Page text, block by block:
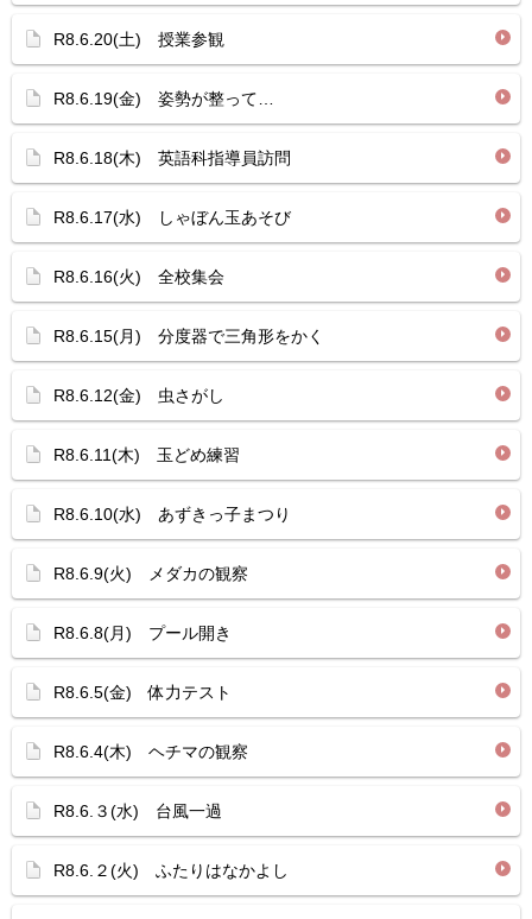
R8.6.20(土) 授業参観
R8.6.19(金) 姿勢が整って…
R8.6.18(木) 英語科指導員訪問
R8.6.17(水) しゃぼん玉あそび
R8.6.16(火) 全校集会
R8.6.15(月) 分度器で三角形をかく
R8.6.12(金) 虫さがし
R8.6.11(木) 玉どめ練習
R8.6.10(水) あずきっ子まつり
R8.6.9(火) メダカの観察
R8.6.8(月) プール開き
R8.6.5(金) 体力テスト
R8.6.4(木) ヘチマの観察
R8.6.３(水) 台風一過
R8.6.２(火) ふたりはなかよし